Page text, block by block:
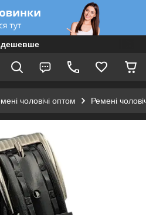
дешевше
чоловічі оптом Ремені